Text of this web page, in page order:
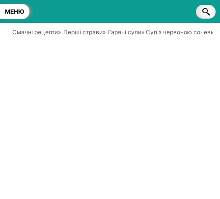
МЕНЮ
Смачні рецепти» Перші страви» Гарячі супи» Суп з червоною